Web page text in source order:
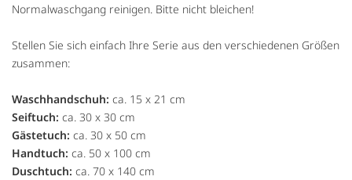
Normalwaschgang reinigen. Bitte nicht bleichen!
Stellen Sie sich einfach Ihre Serie aus den verschiedenen Größen
zusammen:
Waschhandschuh: ca. 15 x 21 cm
Seiftuch: ca. 30 x 30 cm
Gästetuch: ca. 30 x 50 cm
Handtuch: ca. 50 x 100 cm
Duschtuch: ca. 70 x 140 cm